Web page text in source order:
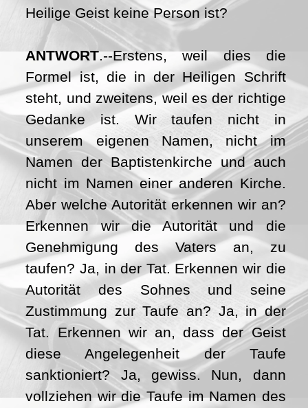
Heilige Geist keine Person ist?
ANTWORT.--Erstens, weil dies die
Formel ist, die in der Heiligen Schrift
steht, und zweitens, weil es der richtige
Gedanke ist. Wir taufen nicht in
unserem eigenen Namen, nicht im
Namen der Baptistenkirche und auch
nicht im Namen einer anderen Kirche.
Aber welche Autorität erkennen wir an?
Erkennen wir die Autorität und die
Genehmigung des Vaters an, zu
taufen? Ja, in der Tat. Erkennen wir die
Autorität des Sohnes und seine
Zustimmung zur Taufe an? Ja, in der
Tat. Erkennen wir an, dass der Geist
diese Angelegenheit der Taufe
sanktioniert? Ja, gewiss. Nun, dann
vollziehen wir die Taufe im Namen des